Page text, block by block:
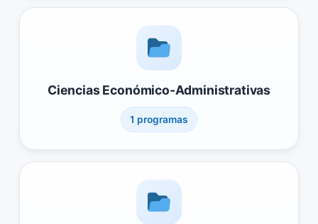
Ciencias Económico-Administrativas
1 programas